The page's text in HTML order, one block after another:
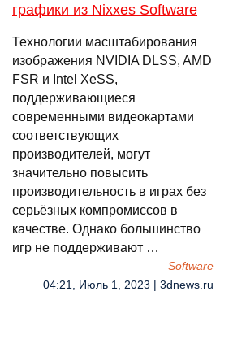
графики из Nixxes Software
Технологии масштабирования
изображения NVIDIA DLSS, AMD
FSR и Intel XeSS,
поддерживающиеся
современными видеокартами
соответствующих
производителей, могут
значительно повысить
производительность в играх без
серьёзных компромиссов в
качестве. Однако большинство
игр не поддерживают …
Software
04:21, Июль 1, 2023 | 3dnews.ru